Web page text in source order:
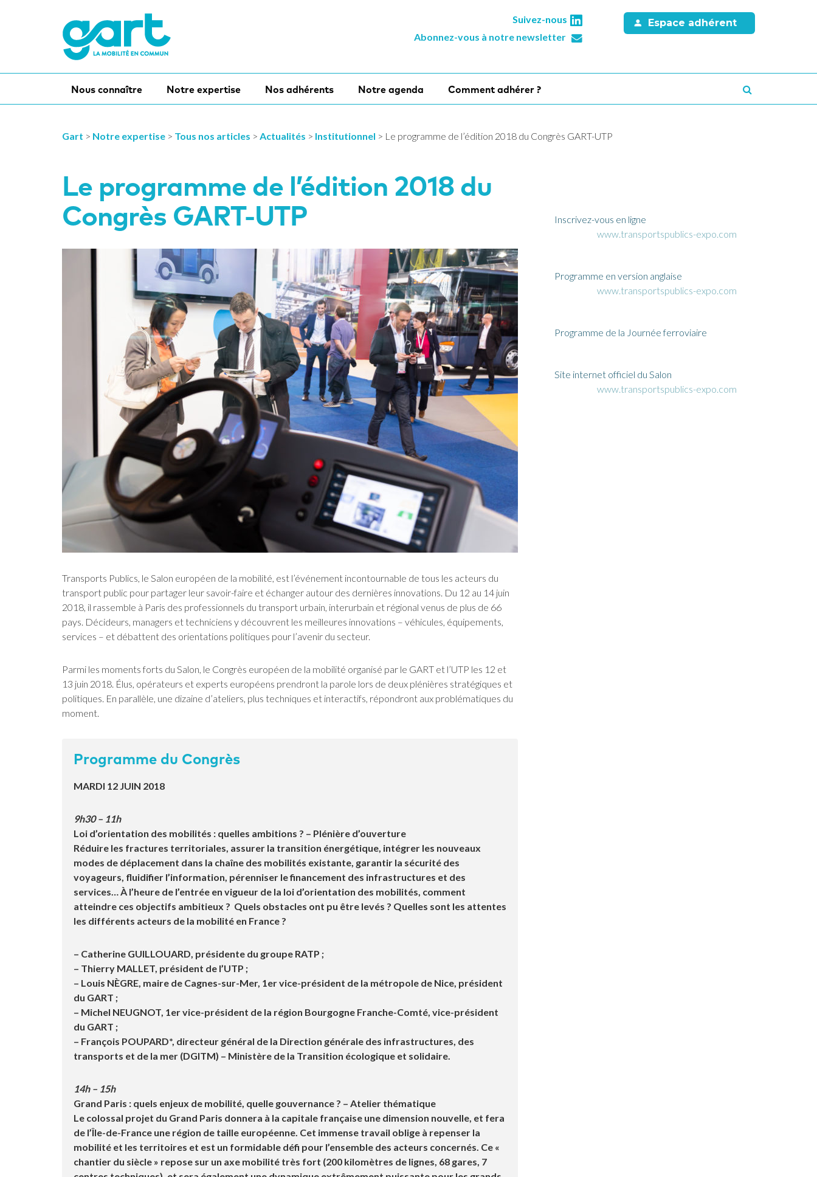
Suivez-nous
Abonnez-vous à notre newsletter
Espace adhérent
Nous connaître Notre expertise Nos adhérents Notre agenda Comment adhérer ?
Gart > Notre expertise > Tous nos articles > Actualités > Institutionnel > Le programme de l’édition 2018 du Congrès GART-UTP
Le programme de l’édition 2018 du
Congrès GART-UTP
Transports Publics, le Salon européen de la mobilité, est l’événement incontournable de tous les acteurs du
transport public pour partager leur savoir-faire et échanger autour des dernières innovations. Du 12 au 14 juin
2018, il rassemble à Paris des professionnels du transport urbain, interurbain et régional venus de plus de 66
pays. Décideurs, managers et techniciens y découvrent les meilleures innovations – véhicules, équipements,
services – et débattent des orientations politiques pour l’avenir du secteur.
Parmi les moments forts du Salon, le Congrès européen de la mobilité organisé par le GART et l’UTP les 12 et
13 juin 2018. Élus, opérateurs et experts européens prendront la parole lors de deux plénières stratégiques et
politiques. En parallèle, une dizaine d’ateliers, plus techniques et interactifs, répondront aux problématiques du
moment.
Programme du Congrès
MARDI 12 JUIN 2018
9h30 – 11h
Loi d’orientation des mobilités : quelles ambitions ? – Plénière d’ouverture
Réduire les fractures territoriales, assurer la transition énergétique, intégrer les nouveaux
modes de déplacement dans la chaîne des mobilités existante, garantir la sécurité des
voyageurs, fluidifier l’information, pérenniser le financement des infrastructures et des
services… À l’heure de l’entrée en vigueur de la loi d’orientation des mobilités, comment
atteindre ces objectifs ambitieux ? Quels obstacles ont pu être levés ? Quelles sont les attentes
les différents acteurs de la mobilité en France ?
– Catherine GUILLOUARD, présidente du groupe RATP ;
– Thierry MALLET, président de l’UTP ;
– Louis NÈGRE, maire de Cagnes-sur-Mer, 1er vice-président de la métropole de Nice, président
du GART ;
– Michel NEUGNOT, 1er vice-président de la région Bourgogne Franche-Comté, vice-président
du GART ;
– François POUPARD*, directeur général de la Direction générale des infrastructures, des
transports et de la mer (DGITM) – Ministère de la Transition écologique et solidaire.
14h – 15h
Grand Paris : quels enjeux de mobilité, quelle gouvernance ? – Atelier thématique
Le colossal projet du Grand Paris donnera à la capitale française une dimension nouvelle, et fera
de l’Île-de-France une région de taille européenne. Cet immense travail oblige à repenser la
mobilité et les territoires et est un formidable défi pour l’ensemble des acteurs concernés. Ce «
chantier du siècle » repose sur un axe mobilité très fort (200 kilomètres de lignes, 68 gares, 7
Inscrivez-vous en ligne
www.transportspublics-expo.com
Programme en version anglaise
www.transportspublics-expo.com
Programme de la Journée ferroviaire
Site internet officiel du Salon
www.transportspublics-expo.com